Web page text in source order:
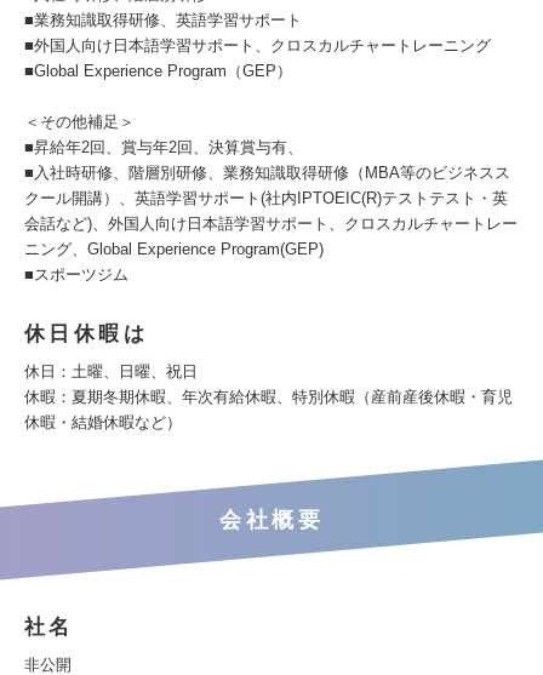
■業務知識取得研修、英語学習サポート
■外国人向け日本語学習サポート、クロスカルチャートレーニング
■Global Experience Program（GEP）
＜その他補足＞
■昇給年2回、賞与年2回、決算賞与有、
■入社時研修、階層別研修、業務知識取得研修（MBA等のビジネスス
クール開講）、英語学習サポート(社内IPTOEIC(R)テストテスト・英
会話など)、外国人向け日本語学習サポート、クロスカルチャートレー
ニング、Global Experience Program(GEP)
■スポーツジム
休日休暇は
休日：土曜、日曜、祝日
休暇：夏期冬期休暇、年次有給休暇、特別休暇（産前産後休暇・育児
休暇・結婚休暇など）
会社概要
社名
非公開